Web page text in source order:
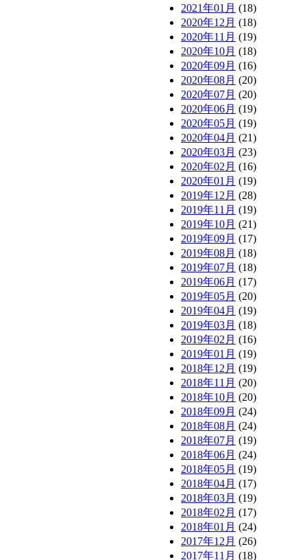
2021年01月 (18)
2020年12月 (18)
2020年11月 (19)
2020年10月 (18)
2020年09月 (16)
2020年08月 (20)
2020年07月 (20)
2020年06月 (19)
2020年05月 (19)
2020年04月 (21)
2020年03月 (23)
2020年02月 (16)
2020年01月 (19)
2019年12月 (28)
2019年11月 (19)
2019年10月 (21)
2019年09月 (17)
2019年08月 (18)
2019年07月 (18)
2019年06月 (17)
2019年05月 (20)
2019年04月 (19)
2019年03月 (18)
2019年02月 (16)
2019年01月 (19)
2018年12月 (19)
2018年11月 (20)
2018年10月 (20)
2018年09月 (24)
2018年08月 (24)
2018年07月 (19)
2018年06月 (24)
2018年05月 (19)
2018年04月 (17)
2018年03月 (19)
2018年02月 (17)
2018年01月 (24)
2017年12月 (26)
2017年11月 (18)